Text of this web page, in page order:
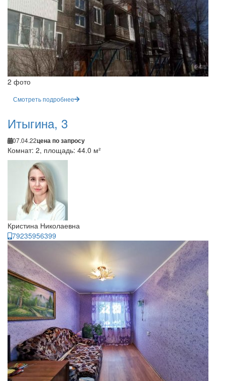
2 фото
Смотреть подробнее
Итыгина, 3
07.04.22цена по запросу
Комнат: 2, площадь: 44.0 м²
Кристина Николаевна
79235956399